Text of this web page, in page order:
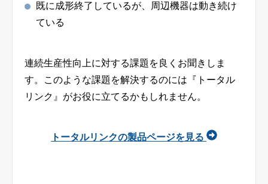
既に成形終了しているが、周辺機器は動き続け
ている
連続生産性向上に対する課題を良くお聞きしま
す。このような課題を解決するのには『トータル
リンク』がお役に立てるかもしれません。
トータルリンクの製品ページを見る